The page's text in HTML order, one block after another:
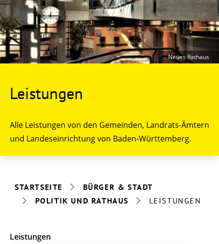
Leistungen
Alle Leistungen von den Gemeinden, Landrats-Ämtern
und Landeseinrichtung von Baden-Württemberg.
Neues Rathaus
STARTSEITE
BÜRGER & STADT
POLITIK UND RATHAUS
LEISTUNGEN
Leistungen